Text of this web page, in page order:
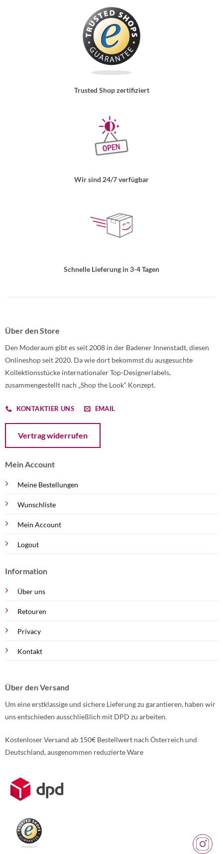
Trusted Shop zertifiziert
Wir sind 24/7 verfügbar
Schnelle Lieferung in 3-4 Tagen
Über den Store
Den Moderaum gibt es seit 2008 in der Badener Innenstadt, diesen
Onlineshop seit 2020. Da wie dort bekommst du ausgesuchte
Kollektionsstücke internationaler Top-Designerlabels,
zusammengestellt nach „Shop the Look“ Konzept.
KONTAKTIER UNS EMAIL
Vertrag widerrufen
Mein Account
Meine Bestellungen
Wunschliste
Mein Account
Logout
Information
Über uns
Retouren
Privacy
Kontakt
Über den Versand
Um eine erstklassige und sichere Lieferung zu garantieren, haben wir
uns entschieden ausschließlich mit DPD zu arbeiten.
Kostenloser Versand ab 150€ Bestellwert nach Österreich und
Deutschland, ausgenommen reduzierte Ware
Weitere Informationen über den gesperrten Inhalt.